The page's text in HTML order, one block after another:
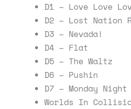
D1 – Love Love
D2 – Lost Nation
D3 – Nevada!
D4 – Flat
D5 – The Waltz
D6 – Pushin
D7 – Monday Night
Worlds In